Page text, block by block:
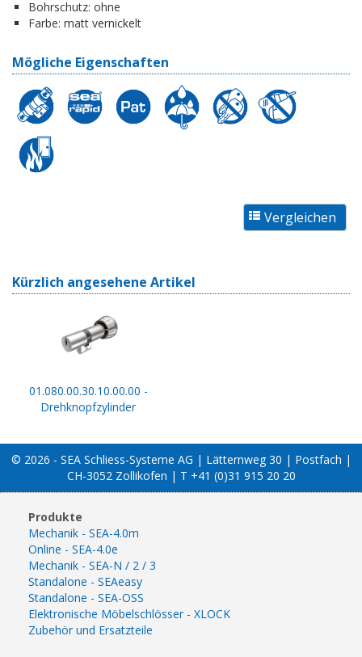
Bohrschutz: ohne
Farbe: matt vernickelt
Mögliche Eigenschaften
Kürzlich angesehene Artikel
01.080.00.30.10.00.00 -
Drehknopfzylinder
© 2026 - SEA Schliess-Systeme AG | Lätternweg 30 | Postfach |
CH-3052 Zollikofen | T +41 (0)31 915 20 20
Produkte
Mechanik - SEA-4.0m
Online - SEA-4.0e
Mechanik - SEA-N / 2 / 3
Standalone - SEAeasy
Standalone - SEA-OSS
Elektronische Möbelschlösser - XLOCK
Zubehör und Ersatzteile